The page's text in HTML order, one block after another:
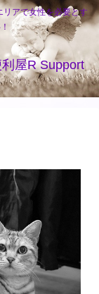
アで女性を必要とす
屋R Support